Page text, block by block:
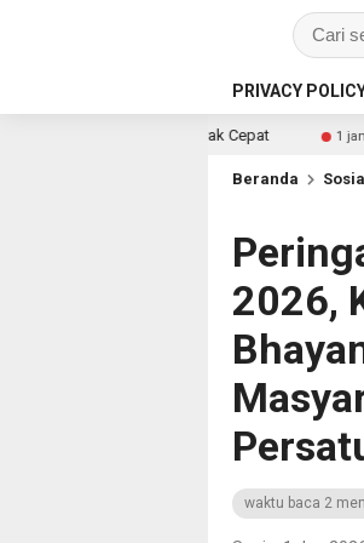
PRIVACY
1 jam lalu Kepala Satpol PP
Beranda Sosial
2026,
waktu baca 2